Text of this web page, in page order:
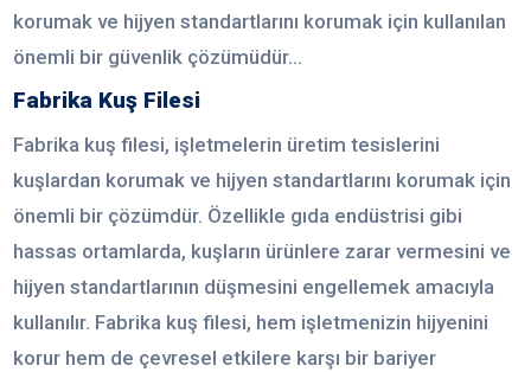
korumak ve hijyen standartlarını korumak için kullanılan
önemli bir güvenlik çözümüdür...
Fabrika Kuş Filesi
Fabrika kuş filesi, işletmelerin üretim tesislerini
kuşlardan korumak ve hijyen standartlarını korumak için
önemli bir çözümdür. Özellikle gıda endüstrisi gibi
hassas ortamlarda, kuşların ürünlere zarar vermesini ve
hijyen standartlarının düşmesini engellemek amacıyla
kullanılır. Fabrika kuş filesi, hem işletmenizin hijyenini
korur hem de çevresel etkilere karşı bir bariyer